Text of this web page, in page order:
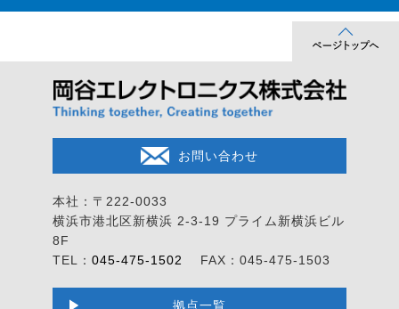
お問い合わせ
本社：〒222-0033
横浜市港北区新横浜 2-3-19 プライム新横浜ビル
8F
TEL： 045-475-1502 FAX：045-475-1503
拠点一覧